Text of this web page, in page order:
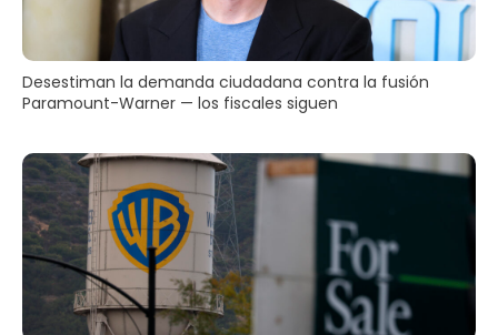
Desestiman la demanda ciudadana contra la fusión
Paramount-Warner — los fiscales siguen